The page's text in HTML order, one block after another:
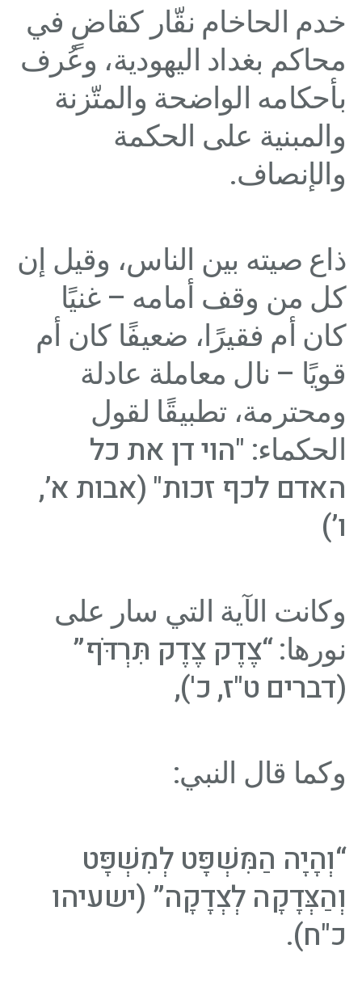
خدم الحاخام نقّار كقاضٍ في
محاكم بغداد اليهودية، وعُرف
بأحكامه الواضحة والمتّزنة
والمبنية على الحكمة
والإنصاف.
ذاع صيته بين الناس، وقيل إن
كل من وقف أمامه – غنيًا
كان أم فقيرًا، ضعيفًا كان أم
قويًا – نال معاملة عادلة
ومحترمة، تطبيقًا لقول
الحكماء: "הוי דן את כל
האדם לכף זכות" (אבות א’,
ו’)
وكانت الآية التي سار على
نورها: “צֶדֶק צֶדֶק תִּרְדֹּף”
(דברים ט"ז, כ'),
وكما قال النبي:
“וְהָיָה הַמִּשְׁפָּט לְמִשְׁפָּט
וְהַצְּדָקָה לְצְדָקָה” (ישעיהו
כ"ח).